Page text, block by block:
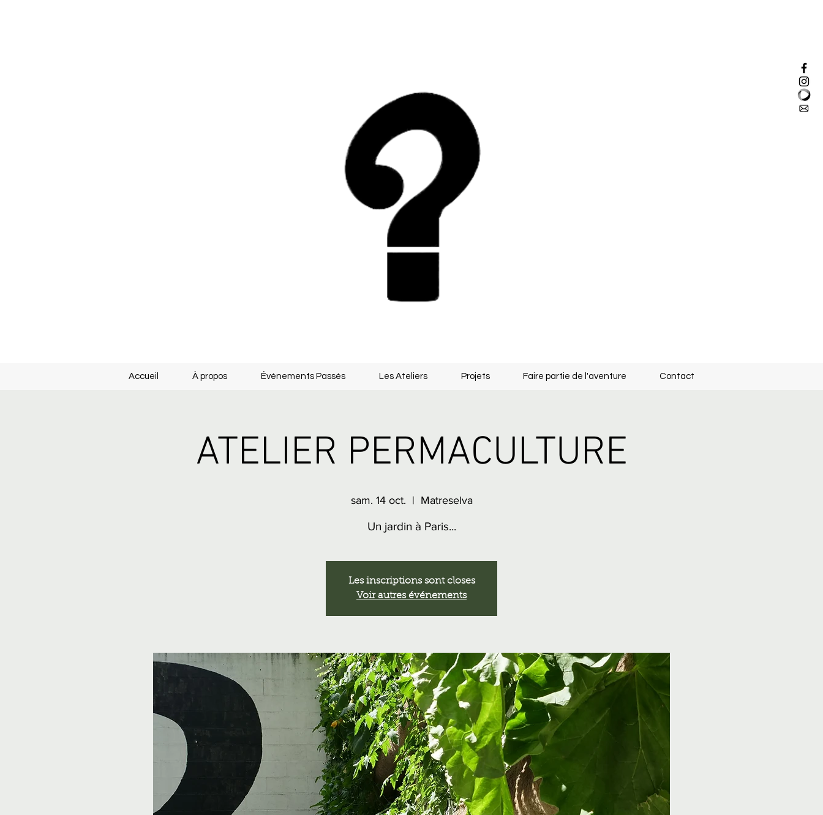
Accueil À propos Événements Passés Les Ateliers Projets Faire partie de l'aventure Contact
ATELIER PERMACULTURE
sam. 14 oct.
  |
Matreselva
Un jardin à Paris...
Les inscriptions sont closes
Voir autres événements